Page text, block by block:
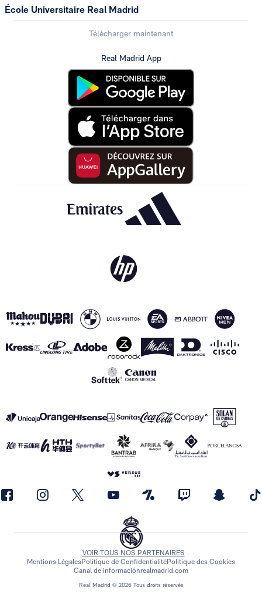
École Universitaire Real Madrid
Télécharger maintenant
Real Madrid App
Real Madrid © 2026 Tous droits réservés
VOIR TOUS NOS PARTENAIRES
Mentions LégalesPolitique de ConfidentialitéPolitique des Cookies
Canal de informaciónrealmadrid.com